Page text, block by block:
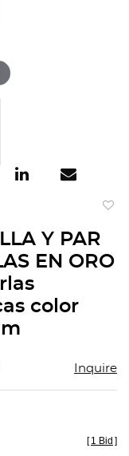
Y PAR
EN ORO
color
Inquire
[ 1 Bid ]